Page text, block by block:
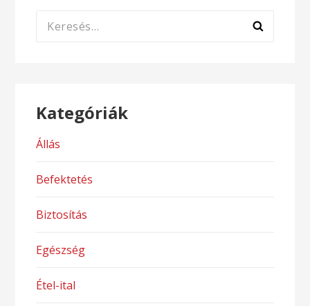
Keresés:
Kategóriák
Állás
Befektetés
Biztosítás
Egészség
Étel-ital